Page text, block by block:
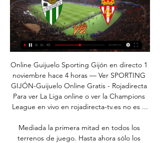
Online Guijuelo Sporting Gijón en directo 1
noviembre hace 4 horas — Ver SPORTING
GIJÓN-Guijuelo Online Gratis - Rojadirecta
Para ver La Liga online o ver la Champions
League en vivo en rojadirecta-tv.es no es ...
Mediada la primera mitad en todos los
terrenos de juego. Hasta ahora sólo los